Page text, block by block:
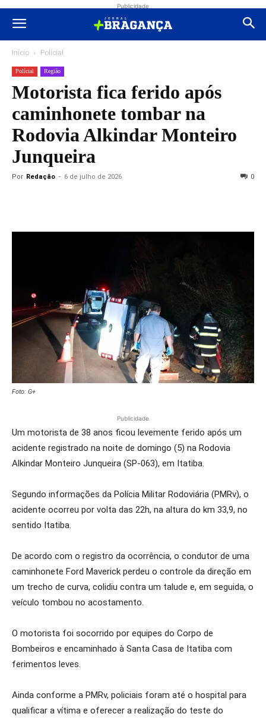
Publicidade
Início Polícial
Polícial Região
Motorista fica ferido após
caminhonete tombar na
Rodovia Alkindar Monteiro
Junqueira
Por Redação - 6 de julho de 2026 0
Foto: G+
Publicidade
Um motorista de 38 anos ficou levemente ferido após um
acidente registrado na noite de domingo (5) na Rodovia
Alkindar Monteiro Junqueira (SP-063), em Itatiba.
Segundo informações da Polícia Militar Rodoviária (PMRv), o
acidente ocorreu por volta das 22h, na altura do km 33,9, no
sentido Itatiba.
De acordo com o registro da ocorrência, o condutor de uma
caminhonete Ford Maverick perdeu o controle da direção em
um trecho de curva, colidiu contra um talude e, em seguida, o
veículo tombou no acostamento.
O motorista foi socorrido por equipes do Corpo de
Bombeiros e encaminhado à Santa Casa de Itatiba com
ferimentos leves.
Ainda conforme a PMRv, policiais foram até o hospital para
qualificar a vítima e oferecer a realização do teste do